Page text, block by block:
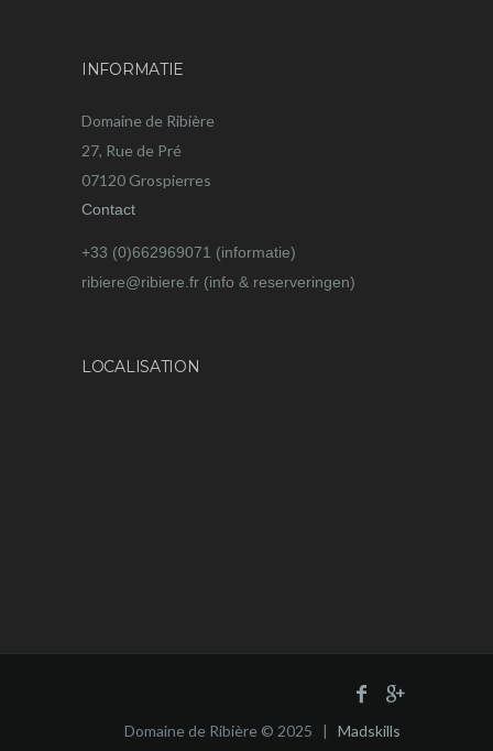
INFORMATIE
Domaine de Ribière
27, Rue de Pré
07120 Grospierres
Contact
+33 (0)662969071 (informatie)
ribiere@ribiere.fr (info & reserveringen)
LOCALISATION
Domaine de Ribière © 2025 | Madskills